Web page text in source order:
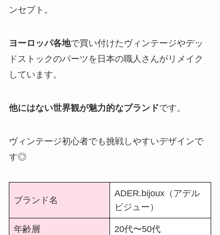
ンセプト。
ヨーロッパ各地で買い付けたヴィンテージやデッ
ドストックのパーツを日本の職人さんがリメイク
しています。
他にはない世界観が魅力的なブランドです。
ヴィンテージ初心者でも挑戦しやすいデザインで
す◎
ブランド名
ADER.bijoux（アデル
ビジュー）
年齢層 20代〜50代